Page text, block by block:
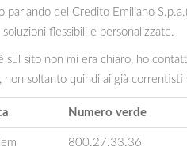
parlando del Credito Emiliano
flessibili e personalizzate.
sul sito non mi era chiaro, ho
non soltanto quindi ai già correntisti
Numero verde
800.27.33.36